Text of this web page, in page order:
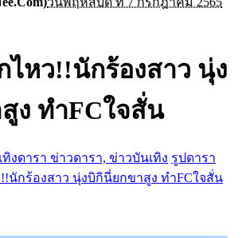
ไหว!!นักร้องสาว นุ่ง
ง ทำFCใจสั่น
ทิงดารา ข่าวดารา, ข่าวบันเทิง รูปดารา
นักร้องสาว นุ่งบิกินี่ยกขาสูง ทำFCใจสั่น